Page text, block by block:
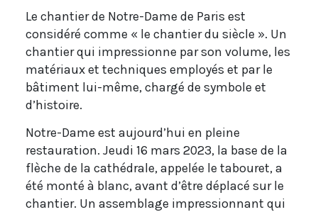
Le chantier de Notre-Dame de Paris est
considéré comme « le chantier du siècle ». Un
chantier qui impressionne par son volume, les
matériaux et techniques employés et par le
bâtiment lui-même, chargé de symbole et
d’histoire.
Notre-Dame est aujourd’hui en pleine
restauration. Jeudi 16 mars 2023, la base de la
flèche de la cathédrale, appelée le tabouret, a
été monté à blanc, avant d’être déplacé sur le
chantier. Un assemblage impressionnant qui